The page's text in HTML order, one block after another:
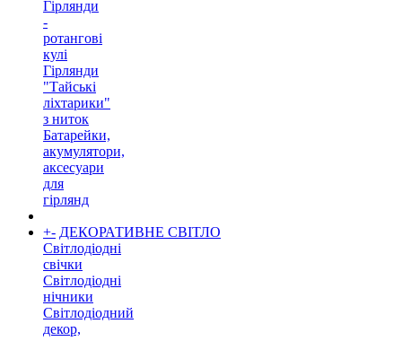
Гірлянди
-
ротангові
кулі
Гірлянди
"Тайські
ліхтарики"
з ниток
Батарейки,
акумулятори,
аксесуари
для
гірлянд
+- ДЕКОРАТИВНЕ СВІТЛО
Світлодіодні
свічки
Світлодіодні
нічники
Світлодіодний
декор,